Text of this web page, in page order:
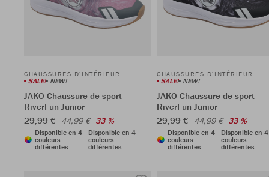
CHAUSSURES D'INTÉRIEUR
SALE! NEW!
JAKO Chaussure de sport
RiverFun Junior
29,99 € 44,99 € 33 %
Disponible en 4
couleurs
différentes
Disponible en 4
couleurs
différentes
CHAUSSURES D'INTÉRIEUR
SALE! NEW!
JAKO Chaussure de sport
RiverFun Junior
29,99 € 44,99 € 33 %
Disponible en 4
couleurs
différentes
Disponible en 4
couleurs
différentes